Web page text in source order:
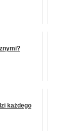
każdego